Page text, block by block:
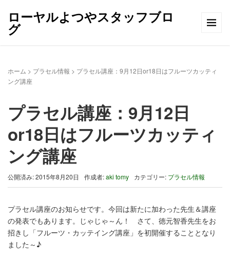
ローヤルよつやスタッフブロ
グ
ホーム > プラセル情報 > プラセル講座：9月12日or18日はフルーツカッティ
ング講座
プラセル講座：9月12日
or18日はフルーツカッティ
ング講座
公開済み: 2015年8月20日 作成者:aki tomy カテゴリー: プラセル情報
プラセル講座のお知らせです。今回は新たに加わった先生＆講座
の発表でもあります。じゃじゃ～ん！ さて、徳元智香先生をお
招きし「フルーツ・カッテイング講座」を初開催することとなり
ました～♪